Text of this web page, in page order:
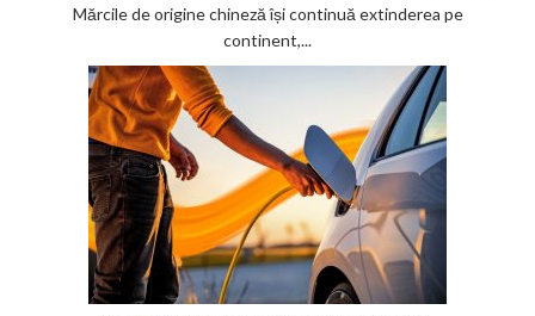
Cifrele
Jumătate
a
Anului
2026
Mărcile de origine chineză își continuă extinderea pe
continent,...